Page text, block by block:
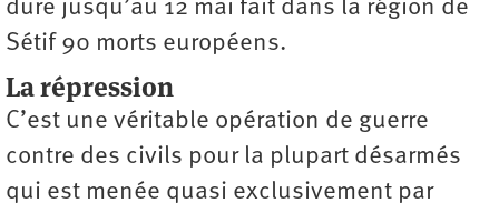
dure jusqu’au 12 mai fait dans la région de
Sétif 90 morts européens.
La répression
C’est une véritable opération de guerre
contre des civils pour la plupart désarmés
qui est menée quasi exclusivement par